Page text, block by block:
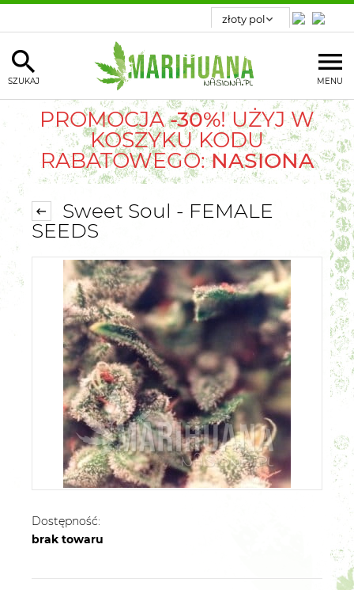
MENU
SZUKAJ
PROMOCJA-30%! UŻYJ W
KOSZYKU KODU
RABATOWEGO:NASIONA
Sweet Soul - FEMALE
SEEDS
Dostępność:
brak towaru